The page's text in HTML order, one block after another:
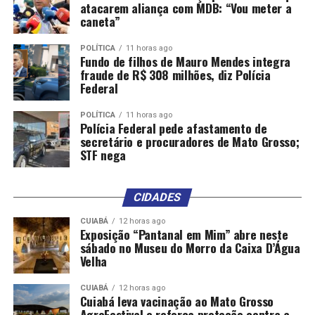
Por outro lado, para preservar a reserva cognitiva, é
importante que os pacientes pratiquem atividades
físicas, mantenham uma boa alimentação e se
participem de trabalhos biopsicossociais de reabilitação
cognitiva, com o acompanhamento de uma equipe
multidisciplinar que inclua, entre outros,
fonoaudiólogos, terapeutas ocupacionais e
fisioterapeutas.
Entre os estudos que investigaram os efeitos dos
antidepressivos em pacientes com demência, destaca-se
um trabalho publicado na revista científica Alzheimer’s
& Dementia, que acompanhou 5,5 mil holandeses por
um período de dez anos ou mais. Todos os participantes
ingressaram no estudo sem sinais de perda de cognição,
e seu histórico de uso dessas drogas foi analisado por
meio de registros de farmácia.
atacarem aliança com MDB: “Vou meter a
caneta”
POLÍTICA 11 horas ago
Fundo de filhos de Mauro Mendes integra
fraude de R$ 308 milhões, diz Polícia
Federal
POLÍTICA 11 horas ago
Polícia Federal pede afastamento de
secretário e procuradores de Mato Grosso;
STF nega
CIDADES
CUIABÁ 12 horas ago
Exposição “Pantanal em Mim” abre neste
sábado no Museu do Morro da Caixa D’Água
Velha
CUIABÁ 12 horas ago
Cuiabá leva vacinação ao Mato Grosso